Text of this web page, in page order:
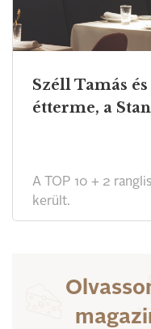
Széll Tamás
étterme, a
A TOP 10 + 2
került.